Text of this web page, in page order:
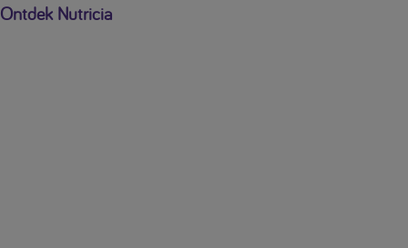
Ontdek Nutricia